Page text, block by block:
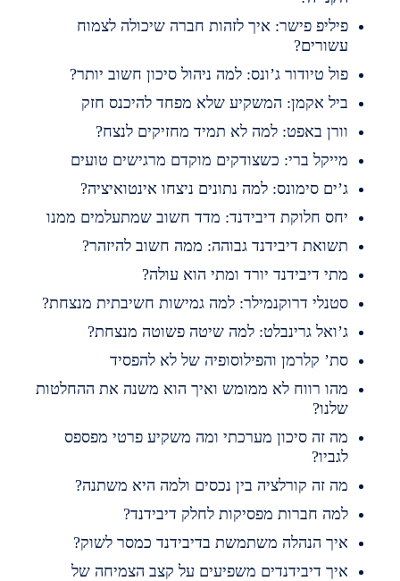
פישר: איך לזהות חברה שיכולה לצמוח
טיודור ג’ונס: למה ניהול סיכון חשוב יותר?
אקמן: המשקיע שלא מפחד להיכנס חזק
באפט: למה לא תמיד מחזיקים לנצח?
ברי: כשצודקים מוקדם מרגישים טועים
סימונס: למה נתונים ניצחו אינטואיציה?
חלוקת דיבידנד: מדד חשוב שמתעלמים ממנו
דיבידנד גבוהה: ממה חשוב להיזהר?
דיבידנד יורד ומתי הוא עולה?
דרוקנמילר: למה גמישות חשיבתית מנצחת?
גרינבלט: למה שיטה פשוטה מנצחת?
קלרמן והפילוסופיה של לא להפסיד
רווח לא ממומש ואיך הוא משנה את ההחלטות
זה סיכון מערכתי ומה משקיע פרטי מפספס
זה קורלציה בין נכסים ולמה היא משתנה?
חברות מפסיקות לחלק דיבידנד?
הנהלה משתמשת בדיבידנד כמסר לשוק?
דיבידנדים משפיעים על קצב הצמיחה של